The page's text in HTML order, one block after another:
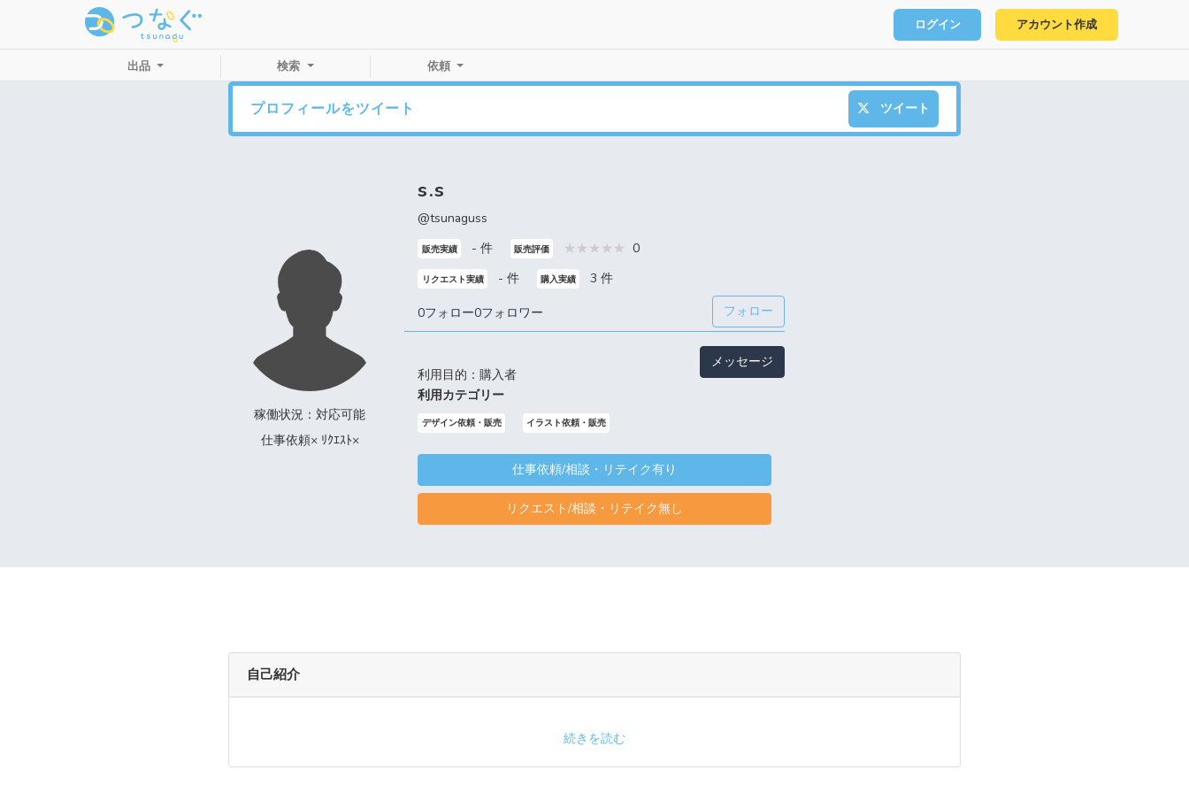
ログイン アカウント作成
出品 検索 依頼
プロフィールをツイート ツイート
稼働状況：対応可能
仕事依頼× ﾘｸｴｽﾄ×
s.s
@tsunaguss
販売実績 - 件 販売評価 0
リクエスト実績 - 件 購入実績 3 件
0フォロー0フォロワー フォロー
利用目的：購入者
メッセージ
利用カテゴリー
デザイン依頼・販売 イラスト依頼・販売
仕事依頼/相談・リテイク有り
リクエスト/相談・リテイク無し
自己紹介
続きを読む